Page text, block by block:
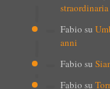
Fabio su
anni
Fabio su
Fabio su